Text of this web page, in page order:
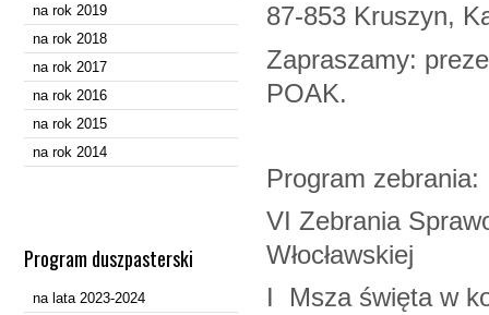
na rok 2019
na rok 2018
na rok 2017
na rok 2016
na rok 2015
na rok 2014
Program duszpasterski
na lata 2023-2024
87-853 Kruszyn,
Zapraszamy:
POAK.
Program zebrania:
VI Zebrania
Włocławskiej
I Msza święta w